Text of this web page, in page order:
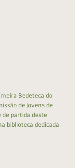
Bedeteca do
de Jovens de
de partida deste
biblioteca dedicada